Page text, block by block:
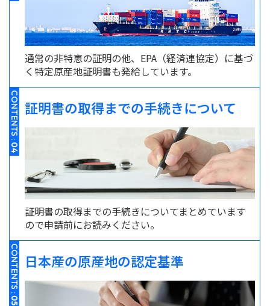
通常の非特恵の証明の他、EPA（経済連協定）に基づ
く特定原産地証明書も発給しています。
CONTENTS :
04
証明書の取得までの手続きについて
証明書の取得までの手続きについてまとめています
ので申請前にお読みください。
CONTENTS :
05
日本産の原産地の認定基準